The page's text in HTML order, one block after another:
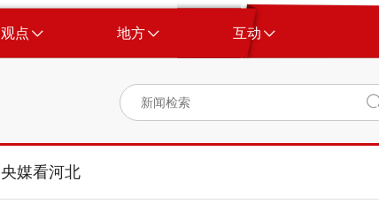
观点 地方 互动
央媒看河北